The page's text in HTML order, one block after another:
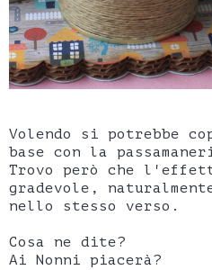
Volendo si potrebbe
base con la
Trovo però che
gradevole,
nello stesso verso.
Cosa ne dite?
Ai Nonni piacerà?